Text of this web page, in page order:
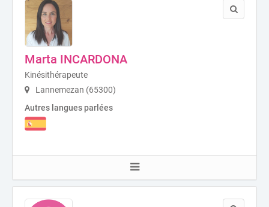
Marta INCARDONA
Kinésithérapeute
Lannemezan (65300)
Autres langues parlées